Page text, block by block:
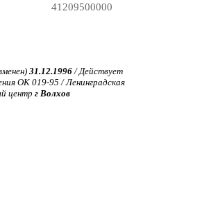
41209500000
31.12.1996/ Действует
ОК 019-95 / Ленинградская
центр г Волхов